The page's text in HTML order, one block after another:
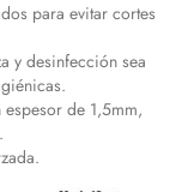
para evitar cortes
y desinfección sea
de 1,5mm,